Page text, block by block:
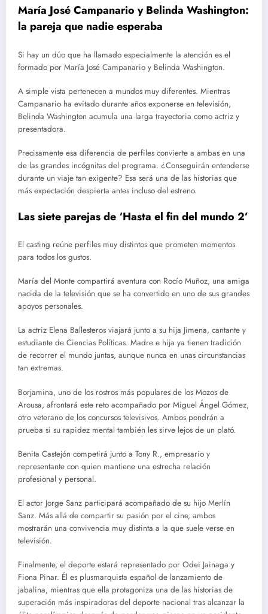
María José Campanario y Belinda Washington:
la pareja que nadie esperaba
Si hay un dúo que ha llamado especialmente la atención es el
formado por María José Campanario y Belinda Washington.
A simple vista pertenecen a mundos muy diferentes. Mientras
Campanario ha evitado durante años exponerse en televisión,
Belinda Washington acumula una larga trayectoria como actriz y
presentadora.
Precisamente esa diferencia de perfiles convierte a ambas en una
de las grandes incógnitas del programa. ¿Conseguirán entenderse
durante un viaje tan exigente? Esa será una de las historias que
más expectación despierta antes incluso del estreno.
Las siete parejas de ‘Hasta el fin del mundo 2’
El casting reúne perfiles muy distintos que prometen momentos
para todos los gustos.
María del Monte compartirá aventura con Rocío Muñoz, una amiga
nacida de la televisión que se ha convertido en uno de sus grandes
apoyos personales.
La actriz Elena Ballesteros viajará junto a su hija Jimena, cantante y
estudiante de Ciencias Políticas. Madre e hija ya tienen tradición
de recorrer el mundo juntas, aunque nunca en unas circunstancias
tan extremas.
Borjamina, uno de los rostros más populares de los Mozos de
Arousa, afrontará este reto acompañado por Miguel Ángel Gómez,
otro veterano de los concursos televisivos. Ambos pondrán a
prueba si su rapidez mental también les sirve lejos de un plató.
Benita Castejón competirá junto a Tony R., empresario y
representante con quien mantiene una estrecha relación
profesional y personal.
El actor Jorge Sanz participará acompañado de su hijo Merlín
Sanz. Más allá de compartir su pasión por el cine, ambos
mostrarán una convivencia muy distinta a la que suele verse en
televisión.
Finalmente, el deporte estará representado por Odei Jainaga y
Fiona Pinar. Él es plusmarquista español de lanzamiento de
jabalina, mientras que ella protagoniza una de las historias de
superación más inspiradoras del deporte nacional tras alcanzar la